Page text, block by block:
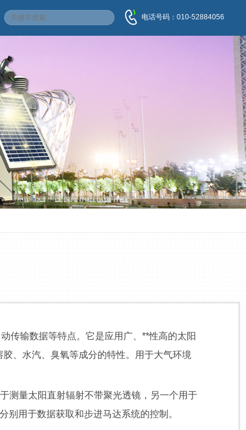
电话号码：010-52884056
输数据等特点。它是应用广、**性高的太阳
、水汽、臭氧等成分的特性。用于大气环境
量太阳直射辐射不带聚光透镜，另一个用于
用于数据获取和步进马达系统的控制。